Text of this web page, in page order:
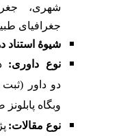
شهری،
جغرافیای
شیوۀ استناد
نوع
داوری:
دو داور (ثبت
وبگاه پابلونز
نوع مقالات: